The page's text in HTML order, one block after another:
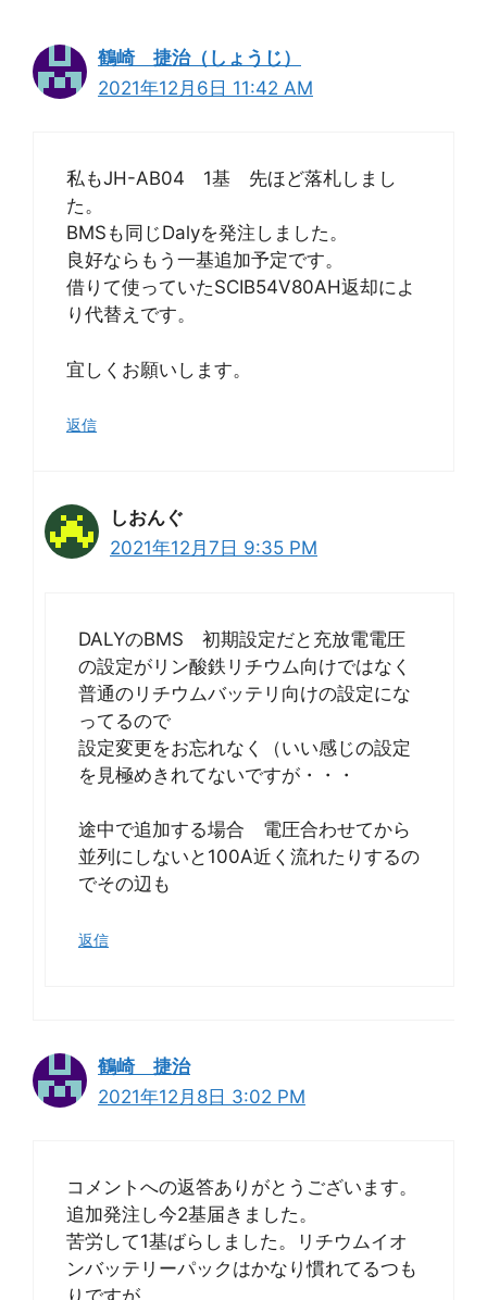
鶴崎 捷治（しょうじ）
2021年12月6日 11:42 AM
私もJH-AB04 1基 先ほど落札しまし
た。
BMSも同じDalyを発注しました。
良好ならもう一基追加予定です。
借りて使っていたSCIB54V80AH返却によ
り代替えです。
宜しくお願いします。
返信
しおんぐ
2021年12月7日 9:35 PM
DALYのBMS 初期設定だと充放電電圧
の設定がリン酸鉄リチウム向けではなく
普通のリチウムバッテリ向けの設定にな
ってるので
設定変更をお忘れなく（いい感じの設定
を見極めきれてないですが・・・
途中で追加する場合 電圧合わせてから
並列にしないと100A近く流れたりするの
でその辺も
返信
鶴崎 捷治
2021年12月8日 3:02 PM
コメントへの返答ありがとうございます。
追加発注し今2基届きました。
苦労して1基ばらしました。リチウムイオ
ンバッテリーパックはかなり慣れてるつも
りですが